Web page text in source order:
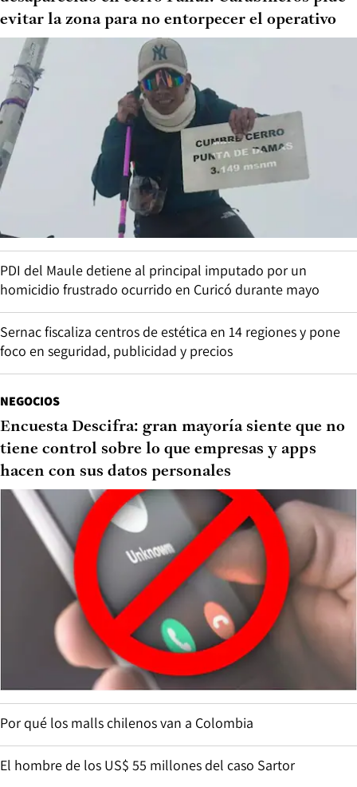
evitar la zona para no entorpecer el operativo
PDI del Maule detiene al principal imputado por un
homicidio frustrado ocurrido en Curicó durante mayo
Sernac fiscaliza centros de estética en 14 regiones y pone
foco en seguridad, publicidad y precios
NEGOCIOS
Encuesta Descifra: gran mayoría siente que no
tiene control sobre lo que empresas y apps
hacen con sus datos personales
Por qué los malls chilenos van a Colombia
El hombre de los US$ 55 millones del caso Sartor